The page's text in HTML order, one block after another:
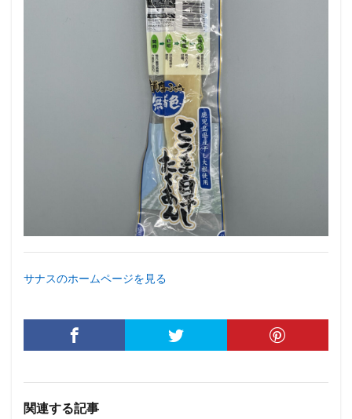
サナスのホームページを見る
関連する記事